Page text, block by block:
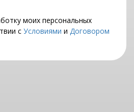
моих персональных
с Условиями и Договором